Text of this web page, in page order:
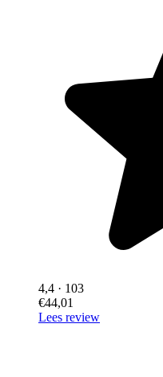
4,4 · 103
€44,01
Lees review